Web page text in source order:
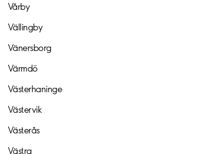
Vårby
Vällingby
Vänersborg
Värmdö
Västerhaninge
Västervik
Västerås
Västra